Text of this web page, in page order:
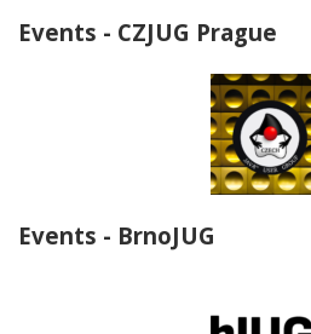
Events - CZJUG Prague
Events - BrnoJUG